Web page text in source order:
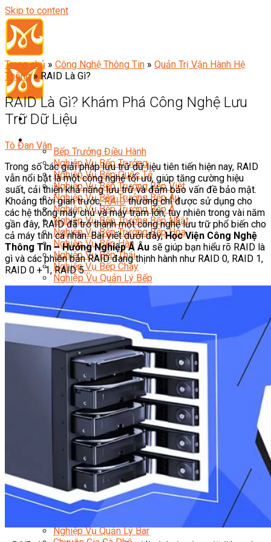
Skip to content
Đầu Bếp
Bếp Trưởng Điều Hành
Nghiệp Vụ Bếp Trưởng
Nghiệp Vụ Bếp Quốc Tế
Nghiệp Vụ Bếp Trưởng Bếp Việt
Nghiệp Vụ Bếp Trưởng Bếp Âu
Nghiệp Vụ Bếp Trưởng Bếp Á
Nghiệp Vụ Bếp Trưởng Bếp Nhật
Nghiệp Vụ Bếp Trưởng Bếp Hoa
Nghiệp Vụ Bếp Hàn
Nghiệp Vụ Bếp Thái
Nghiệp Vụ Bếp Chay
Nghiệp Vụ Quản Lý Bếp
Nghiệp Vụ Cấp Dưỡng
Nghiệp Vụ Bếp Phụ
Điểm Tâm Hồng Kông
Eat Clean
Food Stylist
Master Class
Bếp Gia Đình
Học Nấu Ăn Mở Quán
Chuyên Đề Bếp Nóng
Khởi Sự Kinh Doanh Ngành F&B
Khởi Sự Kinh Doanh Nhà Hàng
Bí Quyết Kinh Doanh và Vận Hành Mô Hình Ẩm
Video Dạy Nấu Ăn
Pha Chế
Nghiệp Vụ Bar Trưởng
Nghiệp Vụ Bartender Chuyên Nghiệp
Nghiệp Vụ Barista Chuyên Nghiệp
Nghiệp Vụ Flair Bartending Chuyên Nghiệp
Nghiệp Vụ Pha Chế Đặc Biệt
Nghiệp Vụ Pha Chế Tổng Hợp
Nghiệp Vụ Quản Lý Bar
Trang chủ » Công Nghệ Thông Tin » Quản Trị Vận Hành Hệ
Thống » RAID Là Gì?
RAID Là Gì? Khám Phá Công Nghệ Lưu
Trữ Dữ Liệu
Tô Đan Vân
Trong số các giải pháp lưu trữ dữ liệu tiên tiến hiện nay, RAID
vẫn nổi bật là một công nghệ tối ưu, giúp tăng cường hiệu
suất, cải thiện khả năng lưu trữ và đảm bảo vấn đề bảo mật.
Khoảng thời gian trước,RAIDthường chỉ được sử dụng cho
các hệ thống máy chủ và máy trạm lớn, tuy nhiên trong vài năm
gần đây, RAID đã trở thành một công nghệ lưu trữ phổ biến cho
cả máy tính cá nhân. Bài viết dưới đây,Học Viện Công Nghệ
Thông Tin – Hướng Nghiệp Á Âu sẽ giúp bạn hiểu rõ RAID là
gì và các phiên bản RAID đang thịnh hành như RAID 0, RAID 1,
RAID 0 + 1, RAID 5…